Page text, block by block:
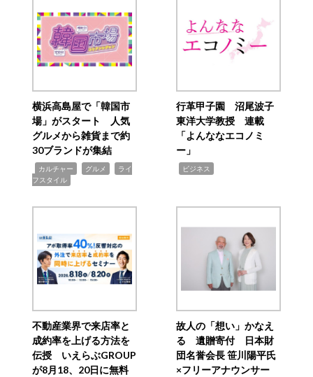
横浜高島屋で「韓国市
場」がスタート 人気
グルメから雑貨まで約
30ブランドが集結
カルチャー グルメ
ライ
フスタイル
行革甲子園 沼尾波子
東洋大学教授 連載
「よんななエコノミ
ー」
ビジネス
不動産業界で来店率と
成約率を上げる方法を
伝授 いえらぶGROUP
が8月18、20日に無料
故人の「想い」かなえ
る 遺贈寄付 日本財
団名誉会長 笹川陽平氏
×フリーアナウンサー